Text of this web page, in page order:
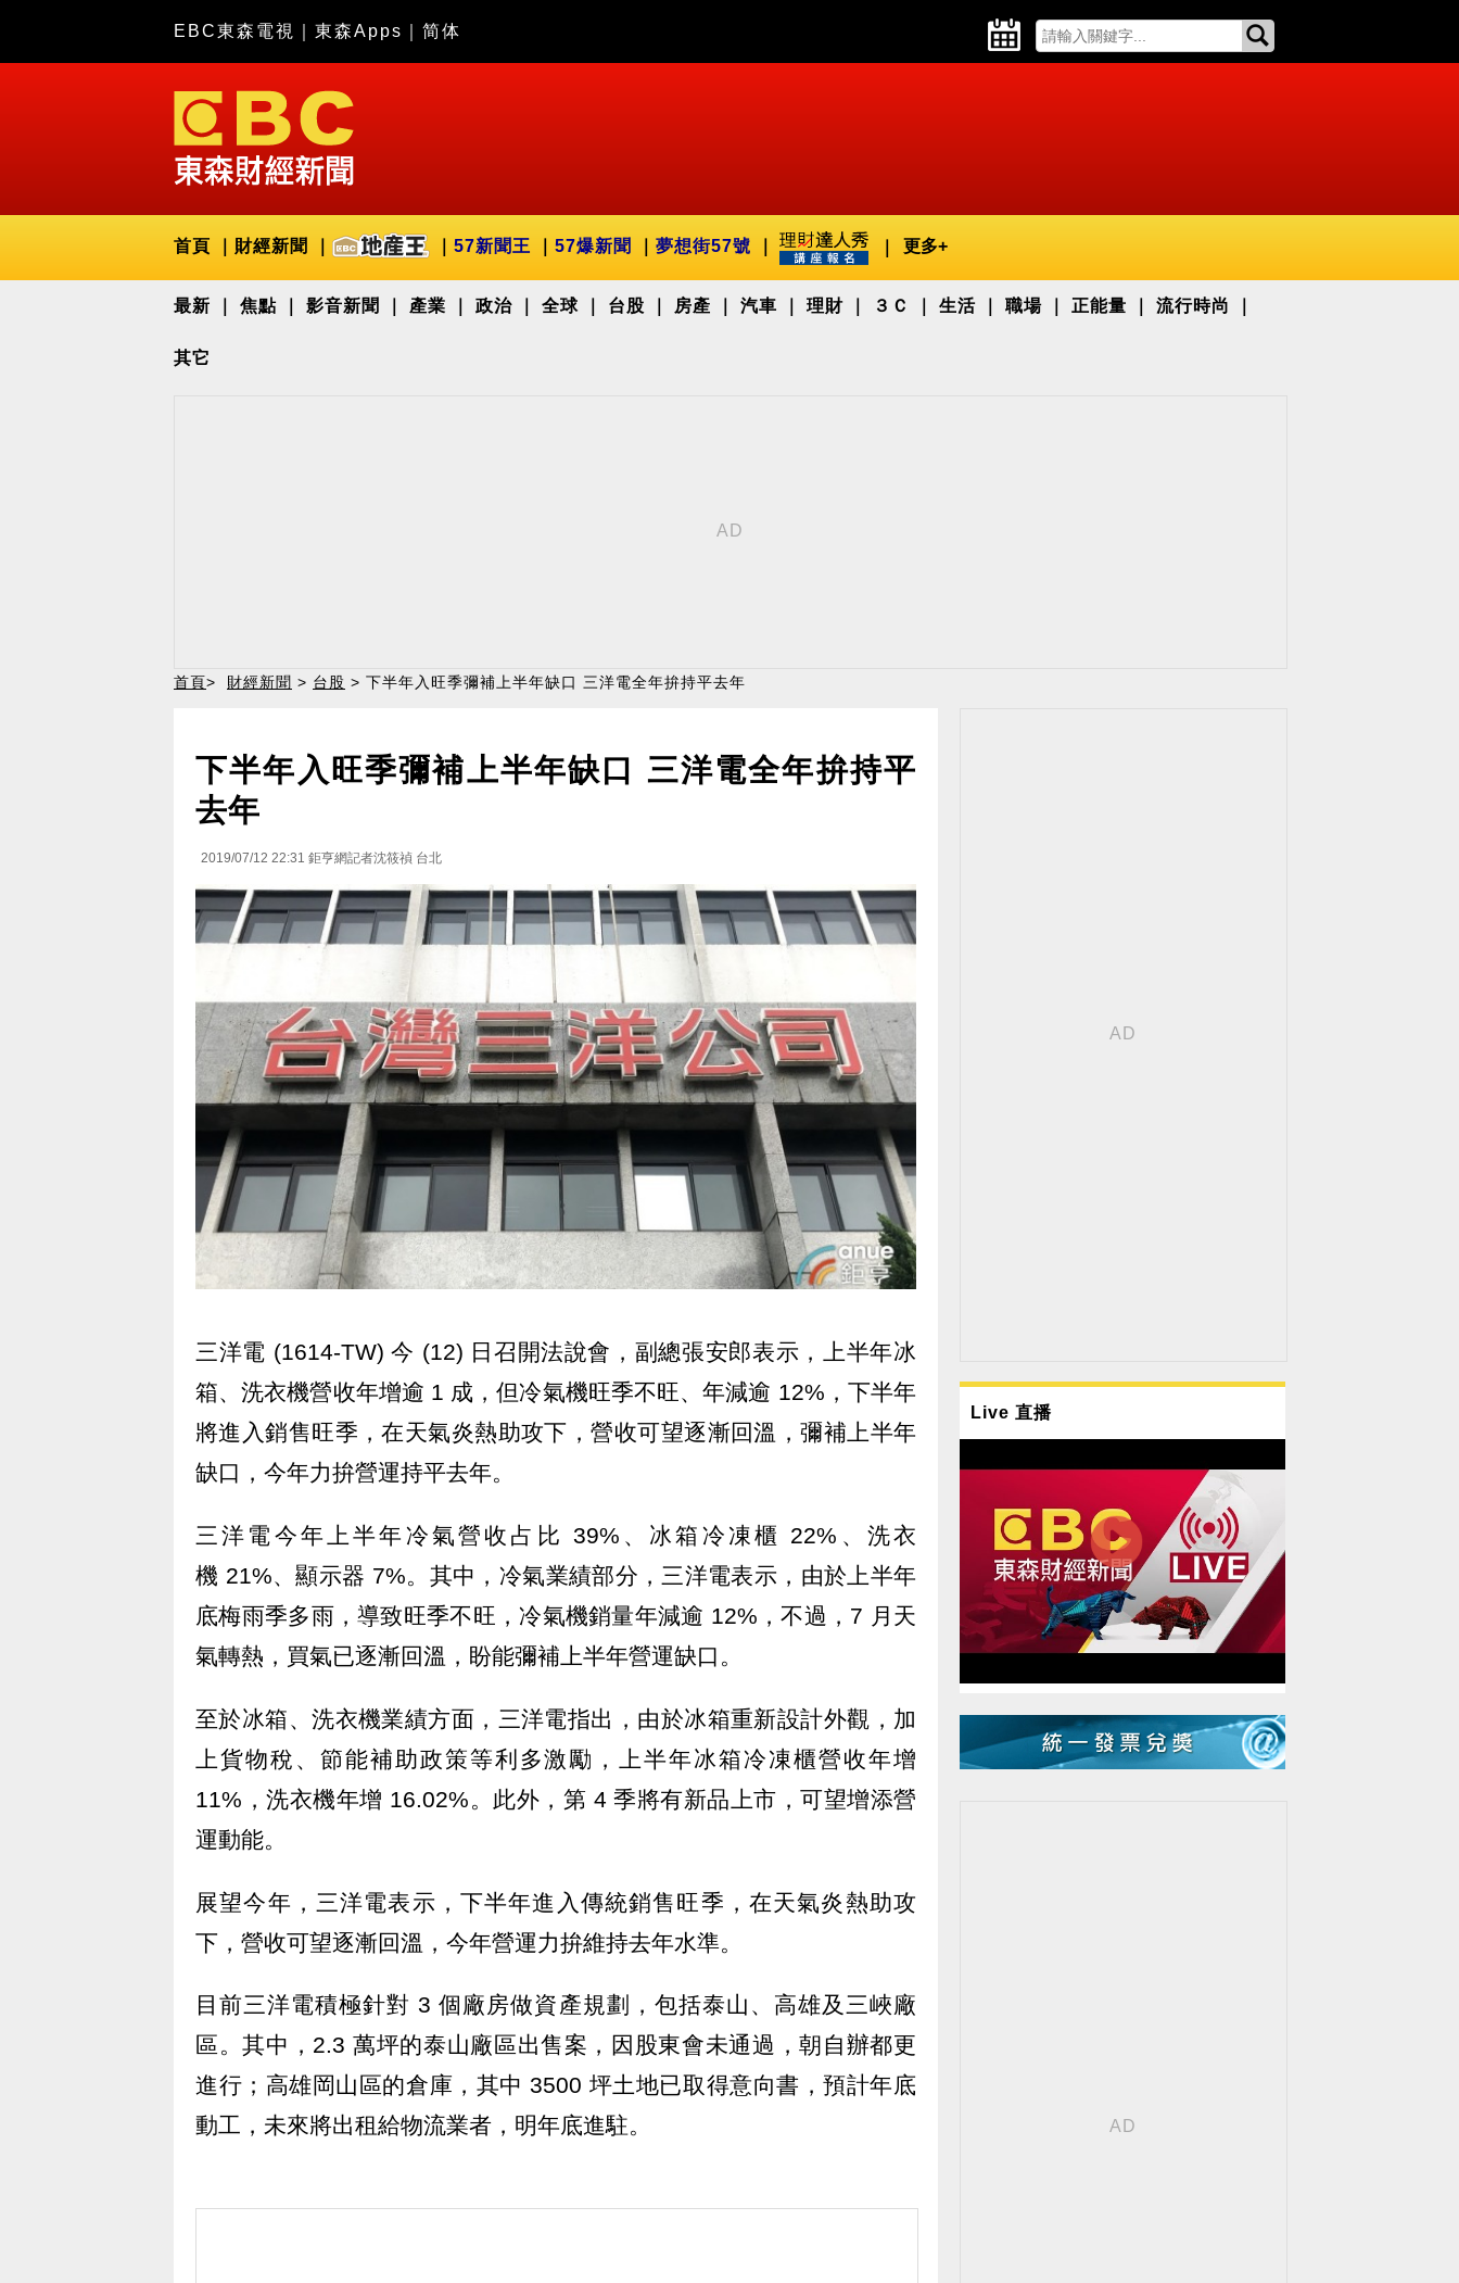
EBC東森電視 東森Apps 简体
首頁 財經新聞 57新聞王 57爆新聞 夢想街57號 更多+
最新 焦點 影音新聞 產業 政治 全球 台股 房產 汽車 理財 ３Ｃ 生活 職場 正能量 流行時尚
其它
首頁> 財經新聞 > 台股 > 下半年入旺季彌補上半年缺口 三洋電全年拚持平去年
下半年入旺季彌補上半年缺口 三洋電全年拚持平
去年
2019/07/12 22:31 鉅亨網記者沈筱禎 台北
三洋電 (1614-TW) 今 (12) 日召開法說會，副總張安郎表示，上半年冰
箱、洗衣機營收年增逾 1 成，但冷氣機旺季不旺、年減逾 12%，下半年
將進入銷售旺季，在天氣炎熱助攻下，營收可望逐漸回溫，彌補上半年
缺口，今年力拚營運持平去年。
三洋電今年上半年冷氣營收占比 39%、冰箱冷凍櫃 22%、洗衣
機 21%、顯示器 7%。其中，冷氣業績部分，三洋電表示，由於上半年
底梅雨季多雨，導致旺季不旺，冷氣機銷量年減逾 12%，不過，7 月天
氣轉熱，買氣已逐漸回溫，盼能彌補上半年營運缺口。
至於冰箱、洗衣機業績方面，三洋電指出，由於冰箱重新設計外觀，加
上貨物稅、節能補助政策等利多激勵，上半年冰箱冷凍櫃營收年增
11%，洗衣機年增 16.02%。此外，第 4 季將有新品上市，可望增添營
運動能。
展望今年，三洋電表示，下半年進入傳統銷售旺季，在天氣炎熱助攻
下，營收可望逐漸回溫，今年營運力拚維持去年水準。
目前三洋電積極針對 3 個廠房做資產規劃，包括泰山、高雄及三峽廠
區。其中，2.3 萬坪的泰山廠區出售案，因股東會未通過，朝自辦都更
進行；高雄岡山區的倉庫，其中 3500 坪土地已取得意向書，預計年底
動工，未來將出租給物流業者，明年底進駐。
Live 直播